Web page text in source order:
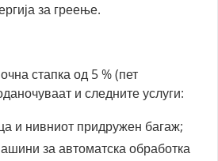
за греење.
стапка од 5 % (пет
и следните услуги:
и нивниот придружен багаж;
за автоматска обработка